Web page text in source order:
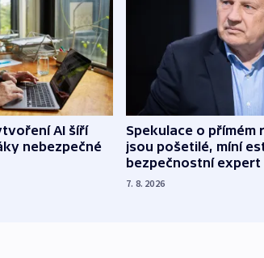
AI šíří
nebezpečné
Spekulace o přímém
jsou pošetilé, míní
bezpečnostní expert
7. 8. 2026